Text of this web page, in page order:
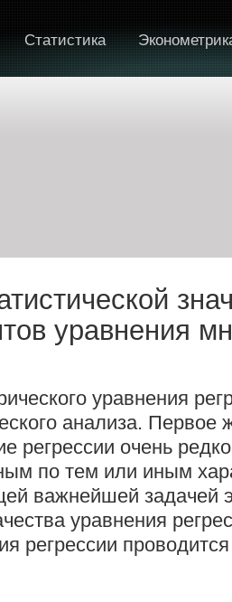
Статистика
уравнения
уравнения
анализа. Первое
регрессии очень
по тем или иным
важнейшей задачей
уравнения
регрессии